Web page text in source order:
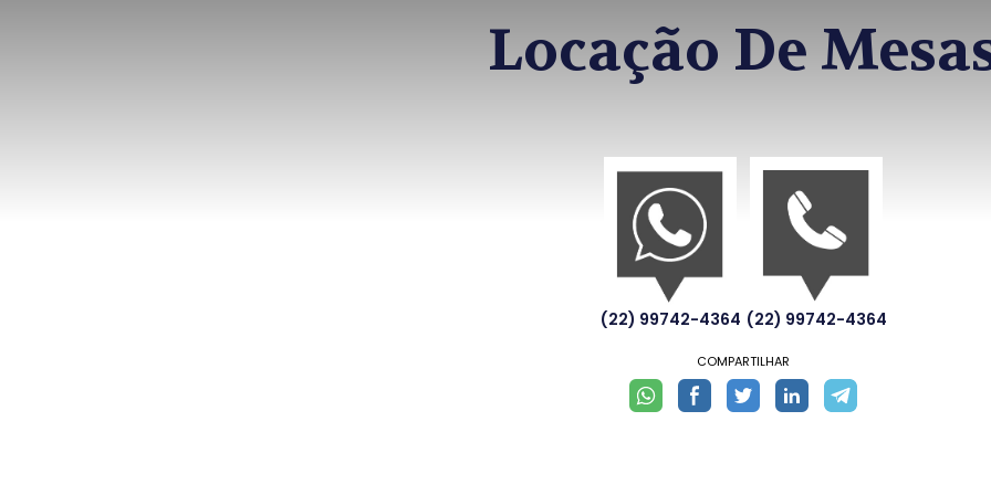
Locação De
(22) 99742-4364 (22) 99742-4364
COMPARTILHAR